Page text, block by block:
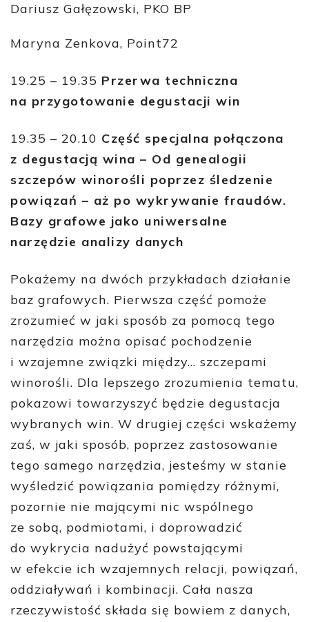
Dariusz Gałęzowski, PKO BP
Maryna Zenkova, Point72
19.25 – 19.35 Przerwa techniczna
na przygotowanie degustacji win
19.35 – 20.10 Część specjalna połączona
z degustacją wina – Od genealogii
szczepów winorośli poprzez śledzenie
powiązań – aż po wykrywanie fraudów.
Bazy grafowe jako uniwersalne
narzędzie analizy danych
Pokażemy na dwóch przykładach działanie
baz grafowych. Pierwsza część pomoże
zrozumieć w jaki sposób za pomocą tego
narzędzia można opisać pochodzenie
i wzajemne związki między… szczepami
winorośli. Dla lepszego zrozumienia tematu,
pokazowi towarzyszyć będzie degustacja
wybranych win. W drugiej części wskażemy
zaś, w jaki sposób, poprzez zastosowanie
tego samego narzędzia, jesteśmy w stanie
wyśledzić powiązania pomiędzy różnymi,
pozornie nie mającymi nic wspólnego
ze sobą, podmiotami, i doprowadzić
do wykrycia nadużyć powstającymi
w efekcie ich wzajemnych relacji, powiązań,
oddziaływań i kombinacji. Cała nasza
rzeczywistość składa się bowiem z danych,